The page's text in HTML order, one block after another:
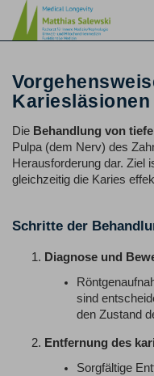
Kariesläsionen
Die Behandlung von
Pulpa (dem Nerv) des
Herausforderung dar. Ziel
gleichzeitig die Karies
Schritte der
Diagnose und
sind
den Zustand
Entfernung des
Sorgfältige